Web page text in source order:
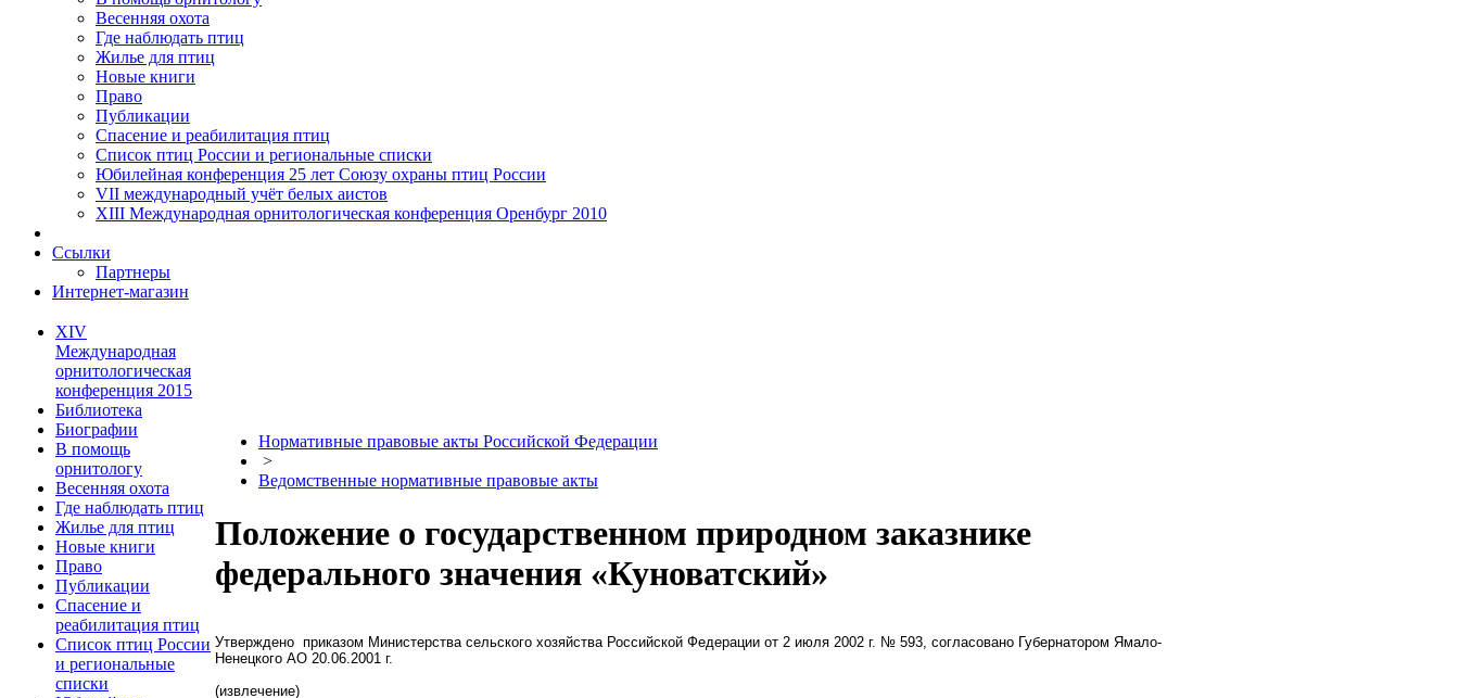
Весенняя охота
Где наблюдать птиц
Жилье для птиц
Новые книги
Право
Публикации
Спасение и реабилитация птиц
Список птиц России и региональные списки
Юбилейная конференция 25 лет Союзу охраны птиц России
VII международный учёт белых аистов
XIII Международная орнитологическая конференция Оренбург 2010
Ссылки
Партнеры
Интернет-магазин
XIV
Международная
орнитологическая
конференция 2015
Библиотека
Биографии
В помощь
орнитологу
Весенняя охота
Где наблюдать птиц
Жилье для птиц
Новые книги
Право
Публикации
Спасение и
реабилитация птиц
Список птиц России
и региональные
списки
Нормативные правовые акты Российской Федерации
>
Ведомственные нормативные правовые акты
Положение о государственном природном заказнике
федерального значения «Куноватский»
Утверждено приказом Министерства сельского хозяйства Российской Федерации от 2 июля 2002 г. № 593, согласовано Губернатором Ямало-
Ненецкого АО 20.06.2001 г.
(извлечение)